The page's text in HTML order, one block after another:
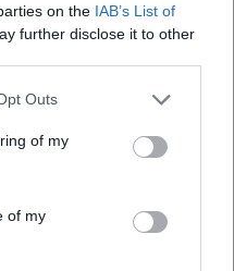
on the IAB’s List of
further disclose it to other
Outs
of my
of my
erforschen,
in der Berliner
Briefe, Manuskripte und
kuratiert
zur aktuellen
Universität beheimatete
Gerhard Wolf – ein
Seminare